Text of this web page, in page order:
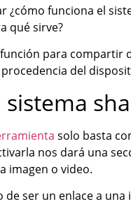
¿cómo funciona el
qué sirve?
para compartir
del
solo basta
nos dará una
imagen o video.
ser un enlace a